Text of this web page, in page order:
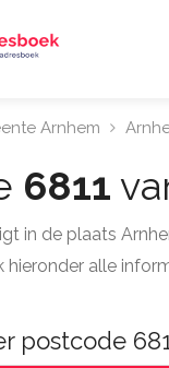
Arnhem
6811
in de plaats
hieronder alle
postcode